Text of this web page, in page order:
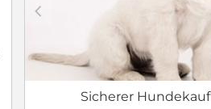
Sicherer Hundekauf
c